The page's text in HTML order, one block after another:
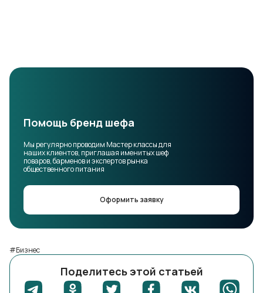
Помощь бренд шефа
Мы регулярно проводим Мастер классы для
наших клиентов, приглашая именитых шеф
поваров, барменов и экспертов рынка
общественного питания
Оформить заявку
#Бизнес
Поделитесь этой статьей